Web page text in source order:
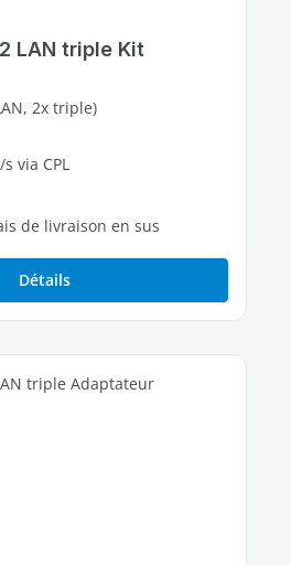
LAN triple Kit
2x triple)
via CPL
libres
de livraison en sus
Détails